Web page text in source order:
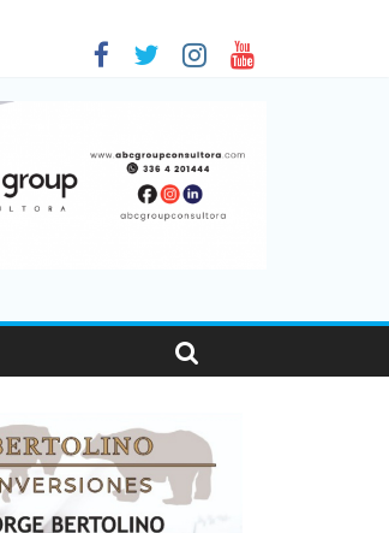
un 5,9% más que en 2025